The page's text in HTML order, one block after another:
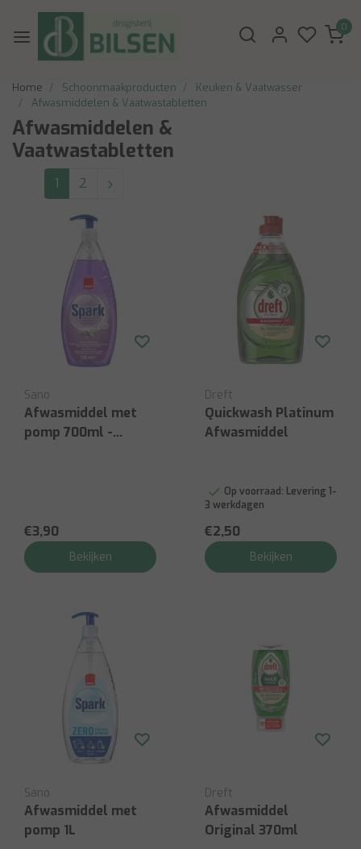
0
Home Schoonmaakproducten
Keuken & Vaatwasser
Afwasmiddelen & Vaatwastabletten
Afwasmiddelen &
Vaatwastabletten
1 2
Sano
Afwasmiddel met
pomp 700ml -
€3,90
Bekijken
Dreft
Quickwash Platinum
Afwasmiddel
Op voorraad: Levering 1-
3 werkdagen
€2,50
Bekijken
Sano
Afwasmiddel met
pomp 1L
Dreft
Afwasmiddel
Original 370ml